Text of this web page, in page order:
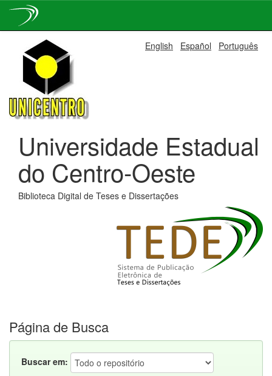
navigation
English Español Português
Universidade Estadual
do Centro-Oeste
Biblioteca Digital de Teses e Dissertações
Página de Busca
Buscar em: